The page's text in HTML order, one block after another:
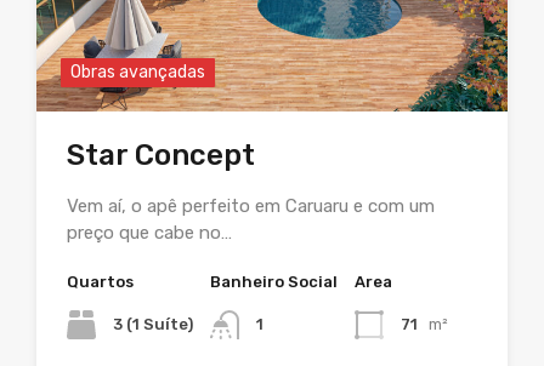
Obras avançadas
Star Concept
Vem aí, o apê perfeito em Caruaru e com um
preço que cabe no…
Quartos
3 (1 Suíte)
Banheiro Social
1
Area
71 m²